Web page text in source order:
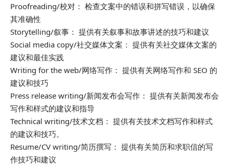
Proofreading/校对： 检查文案中的错误和拼写错误，以确保
其准确性
Storytelling/叙事： 提供有关叙事和故事讲述的技巧和建议
Social media copy/社交媒体文案： 提供有关社交媒体文案的
建议和最佳实践
Writing for the web/网络写作： 提供有关网络写作和 SEO 的
建议和技巧
Press release writing/新闻发布会写作： 提供有关新闻发布会
写作和样式的建议和指导
Technical writing/技术文档： 提供有关技术文档写作和样式
的建议和技巧。
Resume/CV writing/简历撰写： 提供有关简历和求职信的写
作技巧和建议